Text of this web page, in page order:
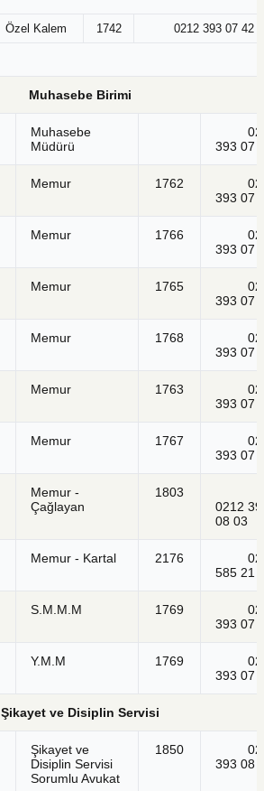
Özel Kalem 1742 0212 393 07 42
Muhasebe Birimi
Muhasebe
Müdürü
393 07
Memur 1762
393 07
Memur 1766
393 07
Memur 1765
393 07
Memur 1768
393 07
Memur 1763
393 07
Memur 1767
393 07
Memur -
Çağlayan
1803
0212
08 03
Memur - Kartal 2176
585 21
S.M.M.M 1769
393 07
Y.M.M 1769
393 07
Şikayet ve Disiplin Servisi
Şikayet ve
Disiplin Servisi
Sorumlu Avukat
1850
393 08